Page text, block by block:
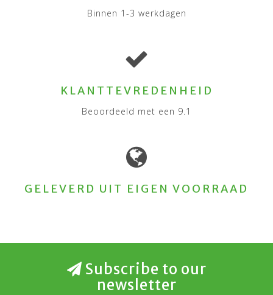
Binnen 1-3 werkdagen
KLANTTEVREDENHEID
Beoordeeld met een 9.1
GELEVERD UIT EIGEN VOORRAAD
Subscribe to our
newsletter